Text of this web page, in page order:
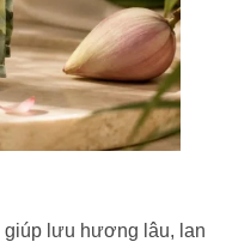
giúp lưu hương lâu, lan